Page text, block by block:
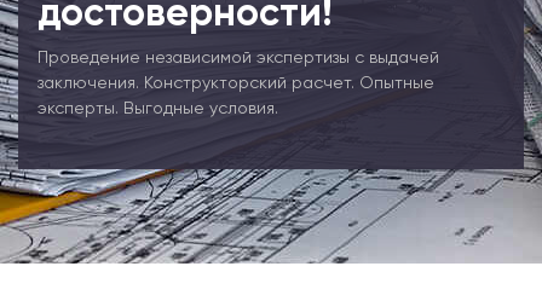
достоверности!
Проведение независимой экспертизы с выдачей
заключения. Конструкторский расчет. Опытные
эксперты. Выгодные условия.